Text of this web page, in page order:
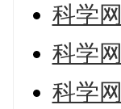
科学
科学
科学